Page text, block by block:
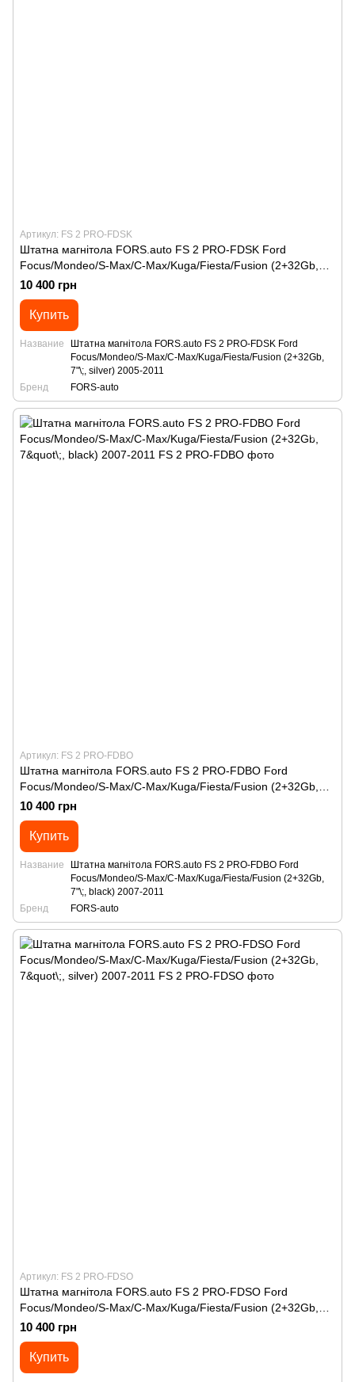
Артикул: FS 2 PRO-FDSK
Штатна магнітола FORS.auto FS 2 PRO-FDSK Ford
Focus/Mondeo/S-Max/C-Max/Kuga/Fiesta/Fusion (2+32Gb,
7"\;, silver) 2005-2011
10 400 грн
Купить
Название
Штатна магнітола FORS.auto FS 2 PRO-FDSK Ford
Focus/Mondeo/S-Max/C-Max/Kuga/Fiesta/Fusion (2+32Gb,
7"\;, silver) 2005-2011
Бренд
FORS-auto
Артикул: FS 2 PRO-FDBO
Штатна магнітола FORS.auto FS 2 PRO-FDBO Ford
Focus/Mondeo/S-Max/C-Max/Kuga/Fiesta/Fusion (2+32Gb,
7"\;, black) 2007-2011
10 400 грн
Купить
Название
Штатна магнітола FORS.auto FS 2 PRO-FDBO Ford
Focus/Mondeo/S-Max/C-Max/Kuga/Fiesta/Fusion (2+32Gb,
7"\;, black) 2007-2011
Бренд
FORS-auto
Артикул: FS 2 PRO-FDSO
Штатна магнітола FORS.auto FS 2 PRO-FDSO Ford
Focus/Mondeo/S-Max/C-Max/Kuga/Fiesta/Fusion (2+32Gb,
7"\;, silver) 2007-2011
10 400 грн
Купить